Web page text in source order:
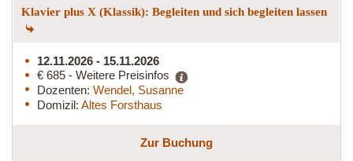
Klavier plus X (Klassik): Begleiten und sich begleiten lassen
12.11.2026 - 15.11.2026
€ 685 - Weitere Preisinfos
Dozenten: Wendel, Susanne
Domizil: Altes Forsthaus
Zur Buchung